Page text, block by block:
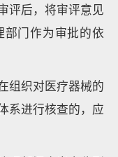
评后，将审评意见
门作为审批的依
组织对医疗器械的
系进行核查的，应